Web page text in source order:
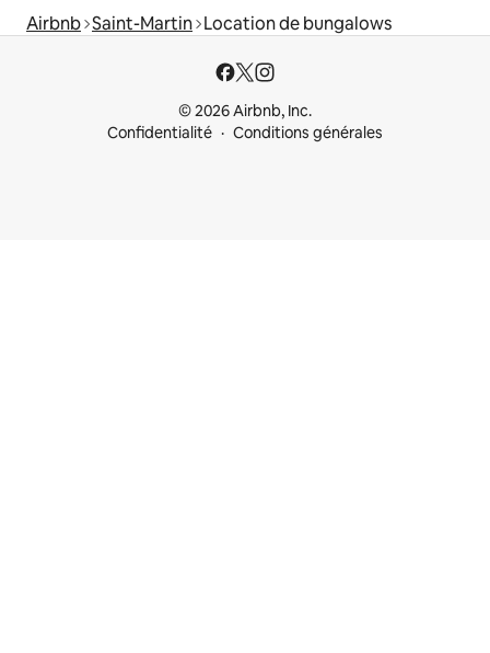
Airbnb Saint-Martin Location de bungalows
© 2026 Airbnb, Inc.
Confidentialité
Conditions générales